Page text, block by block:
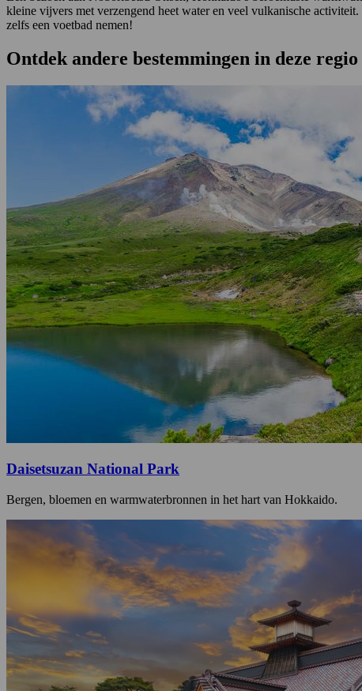
kleine vijvers met verzengend heet water en veel vulkanische
zelfs een voetbad nemen!
Ontdek andere bestemmingen in deze regio
Daisetsuzan National Park
Bergen, bloemen en warmwaterbronnen in het hart van Hokkaido.